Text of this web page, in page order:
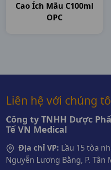
Cao Ích Mẫu C100ml
OPC
Liên hệ với chúng
Công ty TNHH Dược
Tế VN Medical
Địa chỉ VP: Lầu 15 tòa
Nguyễn Lương Bằng, P. Tân